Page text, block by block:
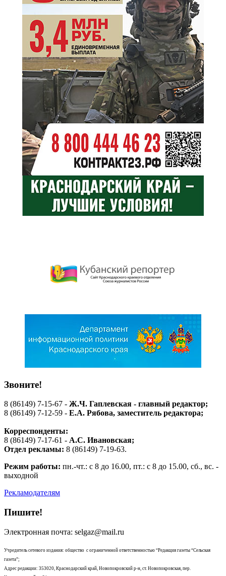
Звоните!
8 (86149) 7-15-67 - Ж.Ч. Гаплевская - главный редактор;
8 (86149) 7-12-59 - Е.А. Рябова, заместитель редактора;
Корреспонденты:
8 (86149) 7-17-61 - А.С. Ивановская;
Отдел рекламы: 8 (86149) 7-19-63.
Режим работы: пн.-чт.: с 8 до 16.00, пт.: с 8 до 15.00, сб., вс. -
выходной
Рекламодателям
Пишите!
Электронная почта: selgaz@mail.ru
Учредитель сетевого издания: общество с ограниченной ответственностью “Редакция газеты “Сельская
газета”;
Адрес редакции: 353020, Краснодарский край, Новопокровский р-н, ст. Новопокровская, пер.